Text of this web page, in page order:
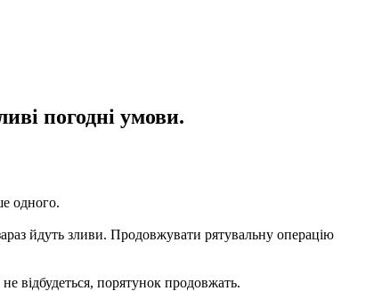
погодні умови.
одного.
йдуть зливи. Продовжувати рятувальну операцію
відбудеться, порятунок продовжать.